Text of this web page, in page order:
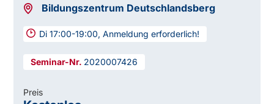
Bildungszentrum Deutschlandsberg
Di 17:00-19:00, Anmeldung erforderlich!
2020007426
Preis